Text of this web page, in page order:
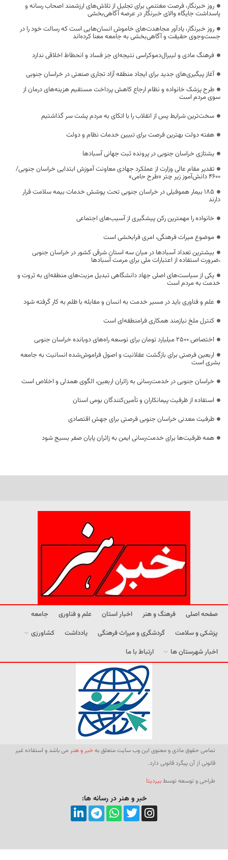
روز خبرنگار، فرصت مغتنمی برای تجلیل از تلاش‌های ارزشمند اصحاب رسانه و
پاسداشت جایگاه والای خبرنگار در عرصه آگاهی‌بخشی
روز خبرنگار، یادآور مجاهدت‌های خاموش انسان‌هایی است که رسالت خود را در
جست‌وجوی حقیقت و آگاهی‌بخشی به جامعه معنا کرده‌اند
فرهنگ مادی و لیبرال‌دموکراسی نتیجه‌ای جز فساد و انحطاط اخلاقی ندارد
آغاز پیگیری‌های جدید برای ایجاد منطقه آزاد تجاری صنعتی در خراسان جنوبی
طرح پزشک خانواده و نظام ارجاع کاهش پرداخت مستقیم هزینه‌های درمان از
سوی مردم است
سخت‌ترین شرایط پس از انقلاب را با اتکای به مردم پشت سر گذاشتیم
هفته دولت بهترین فرصت برای تبیین خدمات نظام و دولت
یشتازی خراسان جنوبی در پرونده ثبت جهانی آسبادها
تقدیر مقام عالی وزارت از عملکرد جهادی معاونت آموزش ابتدایی خراسان جنوبی/
۴۶۰۰ دانش‌آموز زیر چتر «طرح حامی»
۱۸۵ بیمار هموفیلی در خراسان جنوبی تحت پوشش خدمات بیمه سلامت قرار
دارند
خانواده را مهمترین رکن پیشگیری از آسیب‌های اجتماعی
موضوع میراث فرهنگی، امری فرابخشی است
بیشترین تعداد آسبادها در میان سه استان شرقی کشور در خراسان جنوبی
،ضرورت استفاده از اعتبارات ملی برای مرمت آسبادها
یکی از سیاست‌های اصلی جهاد دانشگاهی تبدیل مزیت‌های منطقه‌ای به ثروت و
خدمت به مردم است
علم و فناوری باید در مسیر خدمت به انسان و مقابله با ظلم به کار گرفته شود
کنترل ملخ نیازمند همکاری فرامنطقه‌ای است
اختصاص 2500 میلیارد تومان برای توسعه راه‌های دوبانده خراسان جنوبی
اربعین فرصتی برای بازگشت عقلانیت و اصول فراموش‌شده انسانیت به جامعه
بشری است
خراسان جنوبی در خدمت‌رسانی به زائران اربعین، الگوی همدلی و اخلاص است
استفاده از ظرفیت پیمانکاران و تأمین‌کنندگان بومی استان
ظرفیت معدنی خراسان جنوبی فرصتی برای جهش اقتصادی
همه ظرفیت‌ها برای خدمت‌رسانی ایمن به زائران پایان صفر بسیج شود
صفحه اصلی فرهنگ و هنر اخبار استان علم و فناوری
جامعه
پزشکی و سلامت
گردشگری و میراث فرهنگی یادداشت
کشاورزی
اخبار شهرستان ها
ارتباط با ما
تمامی حقوق مادی و معنوی این وب سایت متعلق بهخبر و هنر می باشد و استفاده غیر
قانونی از آن پیگرد قانونی دارد.
طراحی و توسعه توسطبیردیتا
خبر و هنر در رسانه ها: